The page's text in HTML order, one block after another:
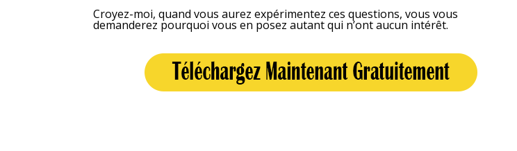
Croyez-moi, quand vous aurez expérimentez ces questions, vous vous
demanderez pourquoi vous en posez autant qui n’ont aucun intérêt.